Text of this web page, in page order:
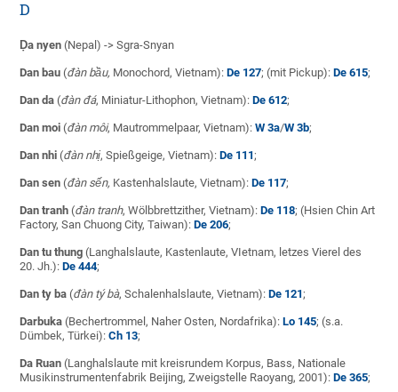
D
Ḍa nyen (Nepal) -> Sgra-Snyan
Dan bau (đàn bầu, Monochord, Vietnam):De 127; (mit Pickup):De 615;
Dan da (đàn đá, Miniatur-Lithophon, Vietnam):De 612;
Dan moi (đàn môi, Mautrommelpaar, Vietnam):W 3a/W 3b;
Dan nhi (đàn nhị, Spießgeige, Vietnam):De 111;
Dan sen (đàn sến, Kastenhalslaute, Vietnam):De 117;
Dan tranh (đàn tranh, Wölbbrettzither, Vietnam):De 118; (Hsien Chin Art
Factory, San Chuong City, Taiwan):De 206;
Dan tu thung (Langhalslaute, Kastenlaute, VIetnam, letzes Vierel des
20. Jh.):De 444;
Dan ty ba (đàn tý bà, Schalenhalslaute, Vietnam):De 121;
Darbuka (Bechertrommel, Naher Osten, Nordafrika):Lo 145; (s.a.
Dümbek, Türkei):Ch 13;
Da Ruan (Langhalslaute mit kreisrundem Korpus, Bass, Nationale
Musikinstrumentenfabrik Beijing, Zweigstelle Raoyang, 2001):De 365;